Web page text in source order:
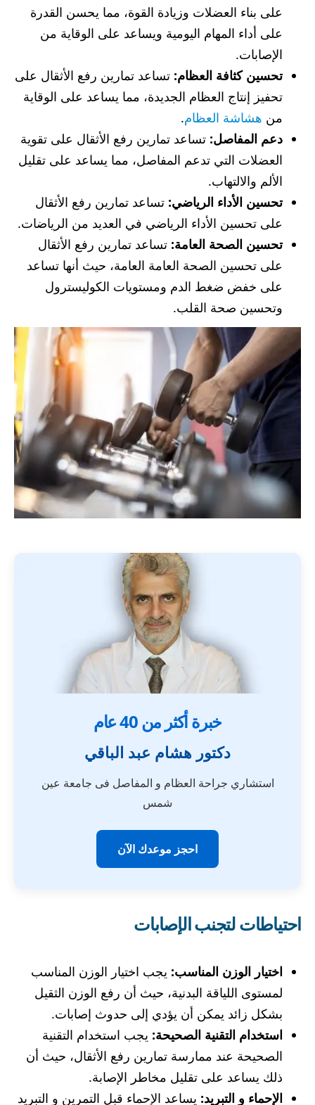
على بناء العضلات وزيادة القوة، مما يحسن القدرة
على أداء المهام اليومية ويساعد على الوقاية من
الإصابات.
تحسين كثافة العظام: تساعد تمارين رفع الأثقال على
تحفيز إنتاج العظام الجديدة، مما يساعد على الوقاية
من هشاشة العظام.
دعم المفاصل: تساعد تمارين رفع الأثقال على تقوية
العضلات التي تدعم المفاصل، مما يساعد على تقليل
الألم والالتهاب.
تحسين الأداء الرياضي: تساعد تمارين رفع الأثقال
على تحسين الأداء الرياضي في العديد من الرياضات.
تحسين الصحة العامة: تساعد تمارين رفع الأثقال
على تحسين الصحة العامة العامة، حيث أنها تساعد
على خفض ضغط الدم ومستويات الكوليسترول
وتحسين صحة القلب.
خبرة أكثر من 40 عام
دكتور هشام عبد الباقي
استشاري جراحة العظام و المفاصل فى جامعة عين
شمس
احجز موعدك الآن
احتياطات لتجنب الإصابات
اختيار الوزن المناسب: يجب اختيار الوزن المناسب
لمستوى اللياقة البدنية، حيث أن رفع الوزن الثقيل
بشكل زائد يمكن أن يؤدي إلى حدوث إصابات.
استخدام التقنية الصحيحة: يجب استخدام التقنية
الصحيحة عند ممارسة تمارين رفع الأثقال، حيث أن
ذلك يساعد على تقليل مخاطر الإصابة.
الإحماء و التبريد: يساعد الإحماء قبل التمرين و التبريد